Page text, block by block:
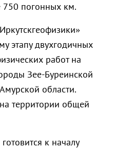
погонных км.
и»
этапу двухгодичных
еских работ на
Зее-Буреинской
области.
территории общей
к началу